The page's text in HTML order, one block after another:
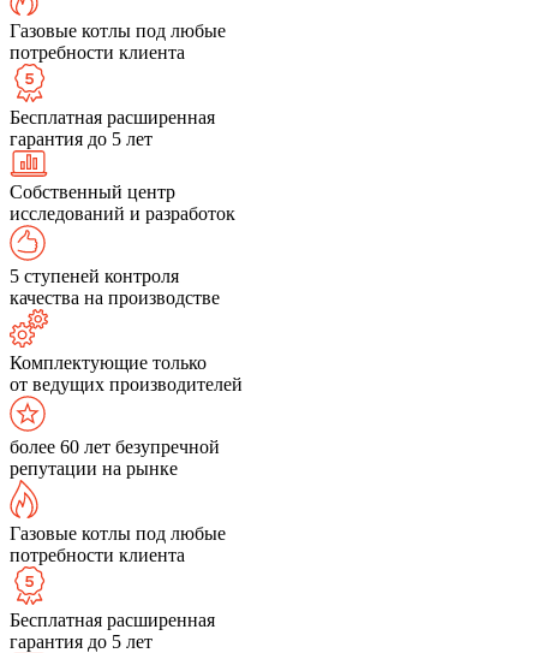
Газовые котлы под любые
потребности клиента
Бесплатная расширенная
гарантия до 5 лет
Собственный центр
исследований и разработок
5 ступеней контроля
качества на производстве
Комплектующие только
от ведущих производителей
более 60 лет безупречной
репутации на рынке
Газовые котлы под любые
потребности клиента
Бесплатная расширенная
гарантия до 5 лет